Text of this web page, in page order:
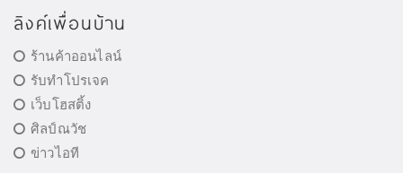
ลิงค์เพื่อนบ้าน
ร้านค้าออนไลน์
รับทำโปรเจค
เว็บโฮสติ้ง
ศิลป์ณวัช
ข่าวไอที